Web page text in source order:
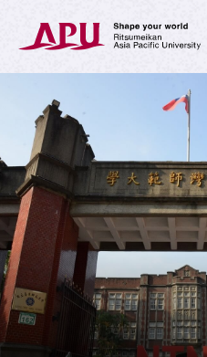
Off-
APU SALC
APU サービスラーニ
APU 学生留学アドバ